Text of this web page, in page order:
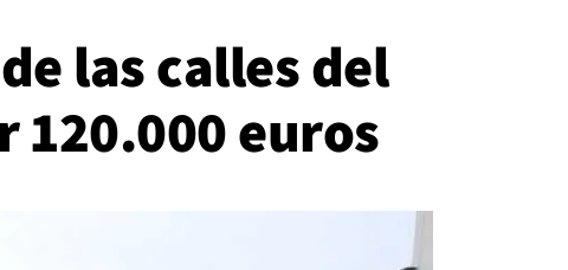
las calles del
120.000 euros